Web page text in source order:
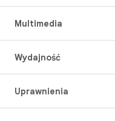
Multimedia
Wydajność
Uprawnienia